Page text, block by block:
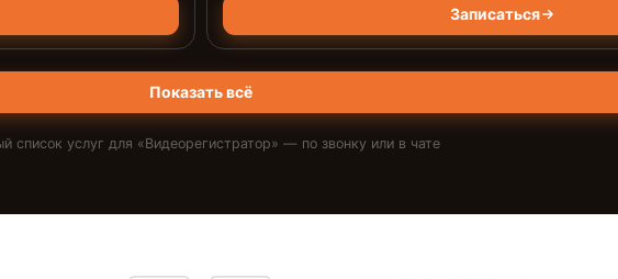
Записаться
Показать всё
список услуг для «Видеорегистратор» — по звонку или в чате